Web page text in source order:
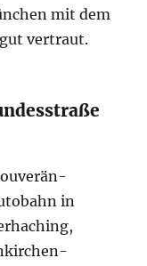
mit dem
vertraut.
in